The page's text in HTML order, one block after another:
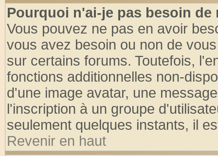
Pourquoi n'ai-je pas besoin de
Vous pouvez ne pas en avoir
vous avez besoin ou non de
sur certains forums. Toutefois,
fonctions additionnelles non-
d'une image avatar, une
l'inscription à un groupe
seulement quelques instants, il
Revenir en haut